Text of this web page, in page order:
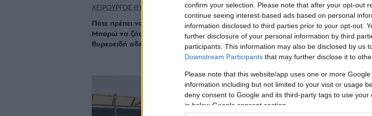
confirm your selection. Please note that after your opt-out
continue seeing interest-based ads based on personal
information disclosed to third parties prior to your opt-out.
further disclosure of your personal information by third
participants. This information may also be disclosed by us
Downstream Participants that may further disclose it to
Please note that this website/app uses one or more
information including but not limited to your visit or usage
deny consent to Google and its third-party tags to use
in below Google consent section.
ΧΕΙΡΟΥΡΓΟΣ ΘΥΡΕΟΕΙΔΟΥΣ
Πότε πρέπει να αφαιρεθεί ο θυρεοειδής;
Μπορώ να ζήσω φυσιολογικά χωρίς
θυρεοειδή αδένα;
ΓΛΥΦΑΔΑ
Αrena Car Rental: Σαράντα
σταθερή επιλογή στην ενοικίαση
αυτοκινήτων στα Νότια